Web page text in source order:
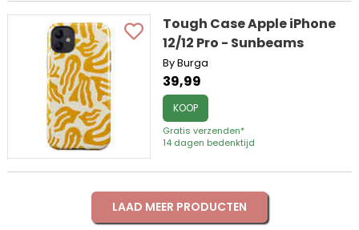
Tough Case Apple iPhone
12/12 Pro - Sunbeams
By Burga
39,99
KOOP
Gratis verzenden*
14 dagen bedenktijd
LAAD MEER PRODUCTEN